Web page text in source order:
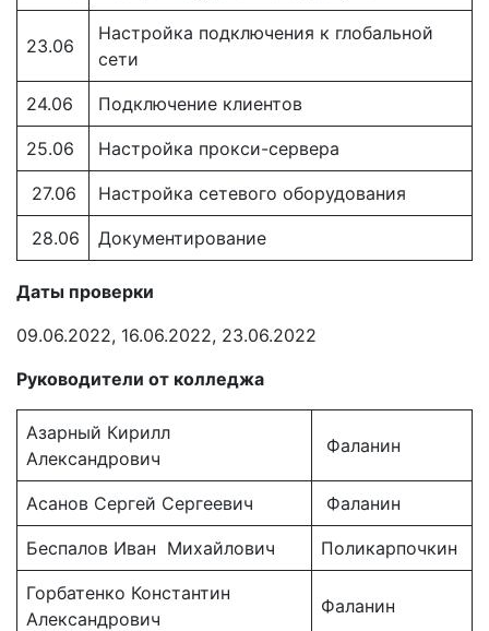
23.06
Настройка подключения к глобальной
сети
24.06 Подключение клиентов
25.06 Настройка прокси-сервера
27.06 Настройка сетевого оборудования
28.06 Документирование
Даты проверки
09.06.2022, 16.06.2022, 23.06.2022
Руководители от колледжа
Азарный Кирилл
Александрович
Фаланин
Асанов Сергей Сергеевич Фаланин
Беспалов Иван Михайлович Поликарпочкин
Горбатенко Константин
Александрович
Фаланин